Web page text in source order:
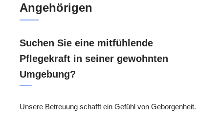
Angehörigen
Suchen Sie eine mitfühlende
Pflegekraft in seiner gewohnten
Umgebung?
Unsere Betreuung schafft ein Gefühl von Geborgenheit.